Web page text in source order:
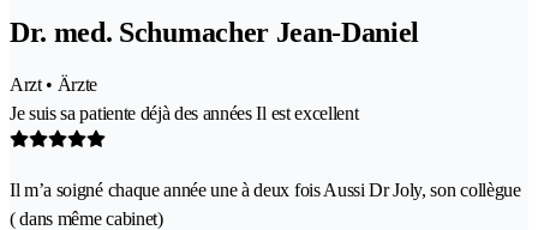
Dr. med. Schumacher Jean-Daniel
Arzt • Ärzte
Je suis sa patiente déjà des années Il est excellent
Il m’a soigné chaque année une à deux fois Aussi Dr Joly, son collègue
( dans même cabinet)